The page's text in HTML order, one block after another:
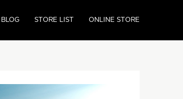
BLOG STORE LIST ONLINE STORE